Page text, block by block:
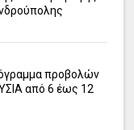
προβολών
από 6 έως 12